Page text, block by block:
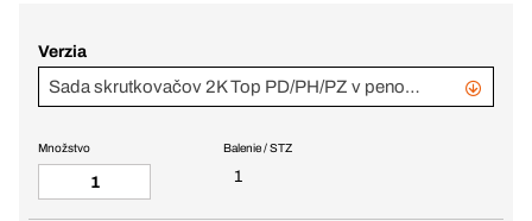
Verzia
Sada skrutkovačov 2K Top PD/PH/PZ v penovej vložke
Balenie / STZ
1
Množstvo